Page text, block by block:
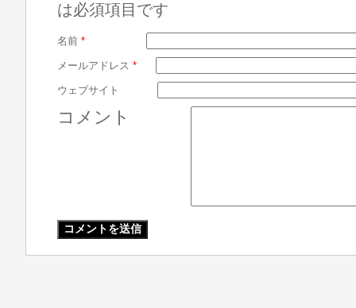
は必須項目です
名前 *
メールアドレス *
ウェブサイト
コメント